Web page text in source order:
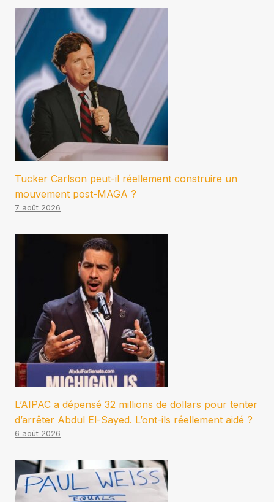
Tucker Carlson peut-il réellement construire un
mouvement post-MAGA ?
7 août 2026
L’AIPAC a dépensé 32 millions de dollars pour tenter
d’arrêter Abdul El-Sayed. L’ont-ils réellement aidé ?
6 août 2026